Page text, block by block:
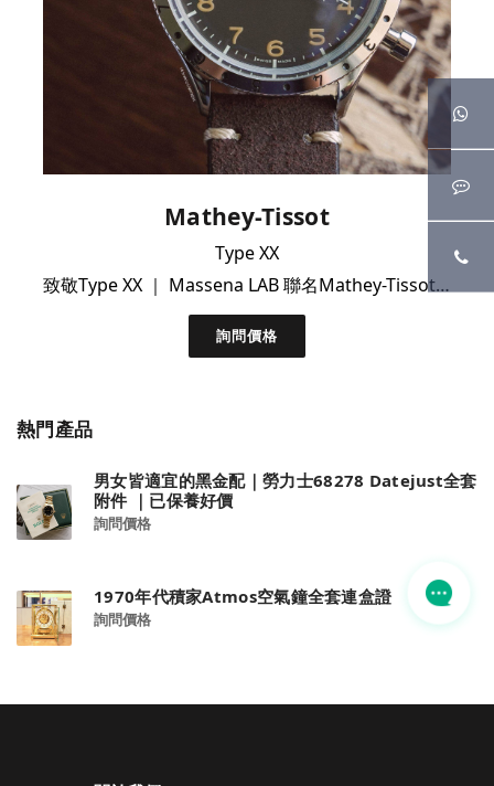
Mathey-Tissot
Type XX
致敬Type XX ｜ Massena LAB 聯名Mathey-Tissot 復刻計時腕錶｜完美全套
詢問價格
熱門產品
男女皆適宜的黑金配｜勞力士68278 Datejust全套
附件 ｜已保養好價
詢問價格
1970年代積家Atmos空氣鐘全套連盒證
詢問價格